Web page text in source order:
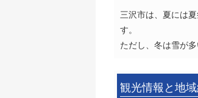
三沢市は、夏には
す。
ただし、冬は雪が
観光情報と地